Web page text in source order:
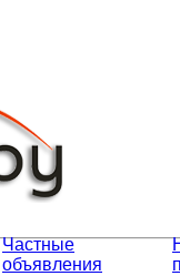
Частные
объявления